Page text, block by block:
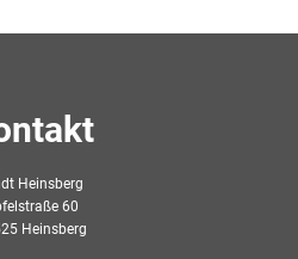
Heinsberg
60
Heinsberg